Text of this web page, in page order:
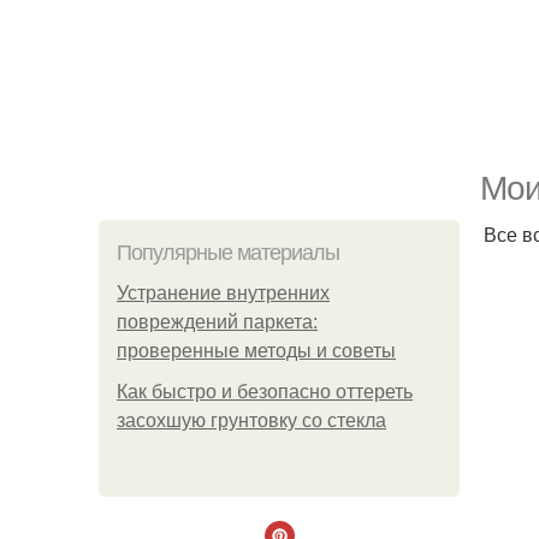
Популярные материалы
Устранение внутренних
повреждений паркета:
проверенные методы и советы
Как быстро и безопасно оттереть
засохшую грунтовку со стекла
Все